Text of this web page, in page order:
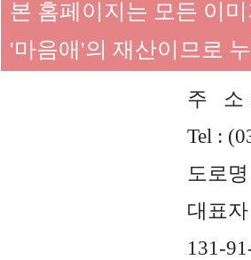
본 홈페이지는 모든 이
'마음애'의 재산이므로
주 소
Tel :
도로
대표
131-